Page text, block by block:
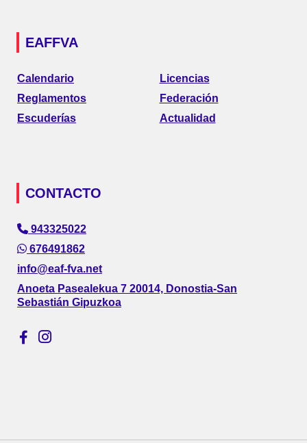
EAFFVA
Calendario
Reglamentos
Escuderías
Licencias
Federación
Actualidad
CONTACTO
943325022
676491862
info@eaf-fva.net
Anoeta Pasealekua 7 20014, Donostia-San
Sebastián Gipuzkoa